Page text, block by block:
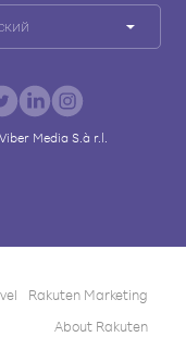
Media S.à r.l.
Rakuten Marketing
About Rakuten